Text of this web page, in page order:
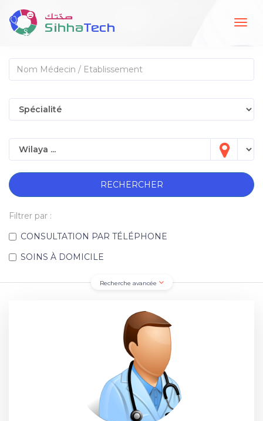
RECHERCHER
Filtrer par :
CONSULTATION PAR TÉLÉPHONE
SOINS À DOMICILE
Recherche avancée